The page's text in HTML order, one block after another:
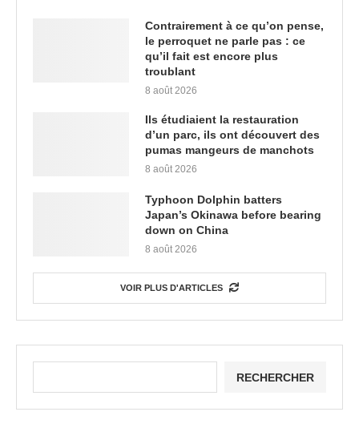
Contrairement à ce qu’on pense,
le perroquet ne parle pas : ce
qu’il fait est encore plus
troublant
8 août 2026
Ils étudiaient la restauration
d’un parc, ils ont découvert des
pumas mangeurs de manchots
8 août 2026
Typhoon Dolphin batters
Japan’s Okinawa before bearing
down on China
8 août 2026
VOIR PLUS D'ARTICLES
RECHERCHER